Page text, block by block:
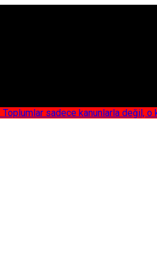
sadece kanunlarla değil,